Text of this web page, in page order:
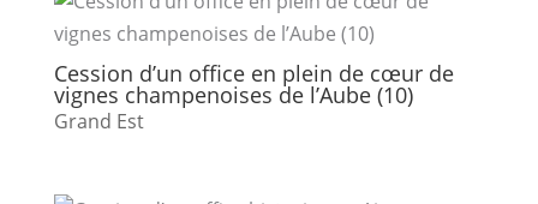
Cession d’un office en plein de cœur de
vignes champenoises de l’Aube (10)
Grand Est